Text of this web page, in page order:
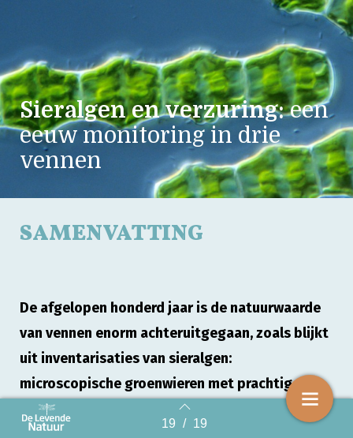
Back to index 19 / 19
Sieralgen en verzuring:een
eeuw monitoring in drie
vennen
SAMENVATTING
De afgelopen honderd jaar is de natuurwaarde
van vennen enorm achteruitgegaan, zoals blijkt
uit inventarisaties van sieralgen:
microscopische groenwieren met prachtige
vormen. De sieralgenflora is in drie vennen
bijgehouden tussen 1916 en 2014, vanaf 1978